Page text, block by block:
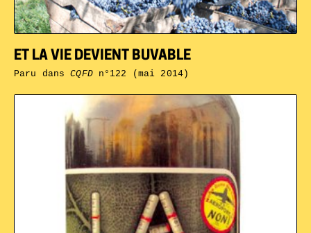
ET LA VIE DEVIENT BUVABLE
Paru dansCQFDn°122 (mai 2014)